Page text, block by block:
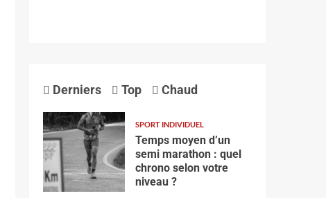
Derniers Top Chaud
SPORT INDIVIDUEL
Temps moyen d’un
semi marathon : quel
chrono selon votre
niveau ?